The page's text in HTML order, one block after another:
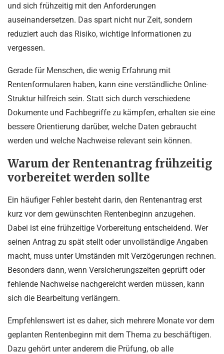
und sich frühzeitig mit den Anforderungen
auseinandersetzen. Das spart nicht nur Zeit, sondern
reduziert auch das Risiko, wichtige Informationen zu
vergessen.
Gerade für Menschen, die wenig Erfahrung mit
Rentenformularen haben, kann eine verständliche Online-
Struktur hilfreich sein. Statt sich durch verschiedene
Dokumente und Fachbegriffe zu kämpfen, erhalten sie eine
bessere Orientierung darüber, welche Daten gebraucht
werden und welche Nachweise relevant sein können.
Warum der Rentenantrag frühzeitig
vorbereitet werden sollte
Ein häufiger Fehler besteht darin, den Rentenantrag erst
kurz vor dem gewünschten Rentenbeginn anzugehen.
Dabei ist eine frühzeitige Vorbereitung entscheidend. Wer
seinen Antrag zu spät stellt oder unvollständige Angaben
macht, muss unter Umständen mit Verzögerungen rechnen.
Besonders dann, wenn Versicherungszeiten geprüft oder
fehlende Nachweise nachgereicht werden müssen, kann
sich die Bearbeitung verlängern.
Empfehlenswert ist es daher, sich mehrere Monate vor dem
geplanten Rentenbeginn mit dem Thema zu beschäftigen.
Dazu gehört unter anderem die Prüfung, ob alle